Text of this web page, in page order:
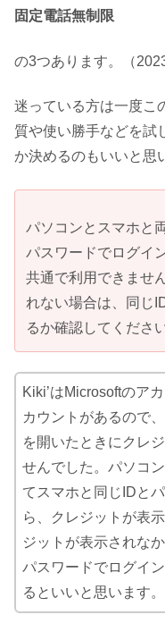
固定電話無制限
の3つあります。（
迷っている方は一度こ
質や使い勝手などを試
か決めるのもいいと思
パソコンとスマホと
パスワードでログイ
共通で利用できませ
れない場合は、同じ
るか確認してくださ
Kiki’はMicrosoftのア
カウントがあるので
を開いたときにクレ
せんでした。パソコ
てスマホと同じIDと
ら、クレジットが表
ジットが表示されな
パスワードでログイ
るといいと思います。